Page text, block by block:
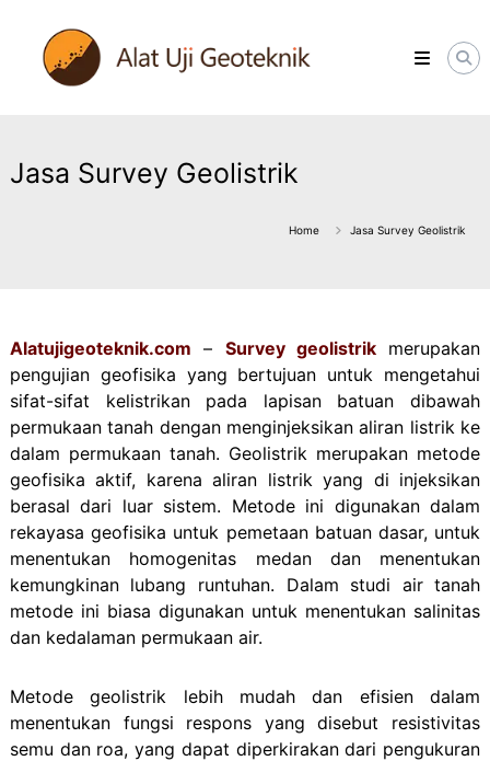
content
ALATUJIGEOTEKNIK.COM
DISTRIBUTOR
INSTRUMENT
Jasa Survey Geolistrik
Home Jasa Survey Geolistrik
Alatujigeoteknik.com – Survey geolistrikmerupakan
pengujian geofisika yang bertujuan untuk mengetahui
sifat-sifat kelistrikan pada lapisan batuan dibawah
permukaan tanah dengan menginjeksikan aliran listrik ke
dalam permukaan tanah. Geolistrik merupakan metode
geofisika aktif, karena aliran listrik yang di injeksikan
berasal dari luar sistem. Metode ini digunakan dalam
rekayasa geofisika untuk pemetaan batuan dasar, untuk
menentukan homogenitas medan dan menentukan
kemungkinan lubang runtuhan. Dalam studi air tanah
metode ini biasa digunakan untuk menentukan salinitas
dan kedalaman permukaan air.
Metode geolistrik lebih mudah dan efisien dalam
menentukan fungsi respons yang disebut resistivitas
semu dan roa, yang dapat diperkirakan dari pengukuran